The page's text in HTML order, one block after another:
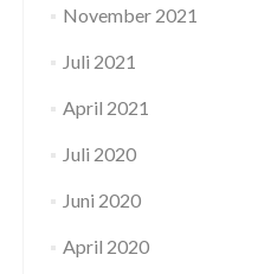
November 2021
Juli 2021
April 2021
Juli 2020
Juni 2020
April 2020